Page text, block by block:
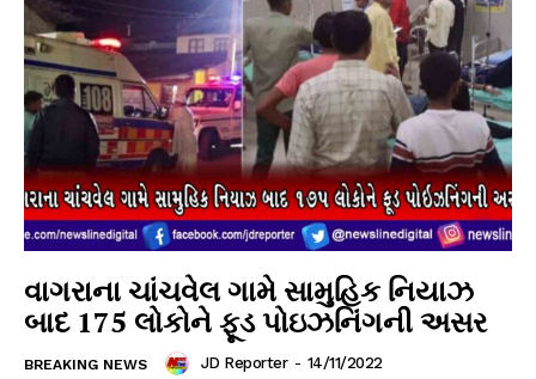
વાગરાના ચાંચવેલ ગામે સામુહિક નિયાઝ
બાદ 175 લોકોને ફૂડ પોઇઝનિંગની અસર
BREAKING NEWS JD Reporter - 14/11/2022